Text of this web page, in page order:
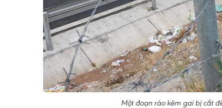
Một đoạn rào kẽm gai bị cắt